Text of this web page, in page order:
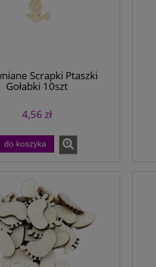
Scrapki Ptaszki
Gołąbki 10szt
4,56 zł
do koszyka